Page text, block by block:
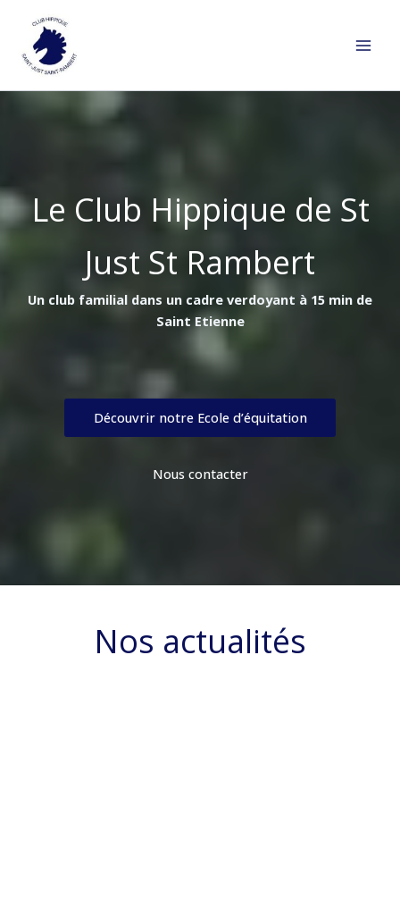
contenu
Le Club Hippique de St
Just St Rambert
Un club familial dans un cadre verdoyant à 15 min de
Saint Etienne
Découvrir notre Ecole d’équitation
Nous contacter
Nos actualités